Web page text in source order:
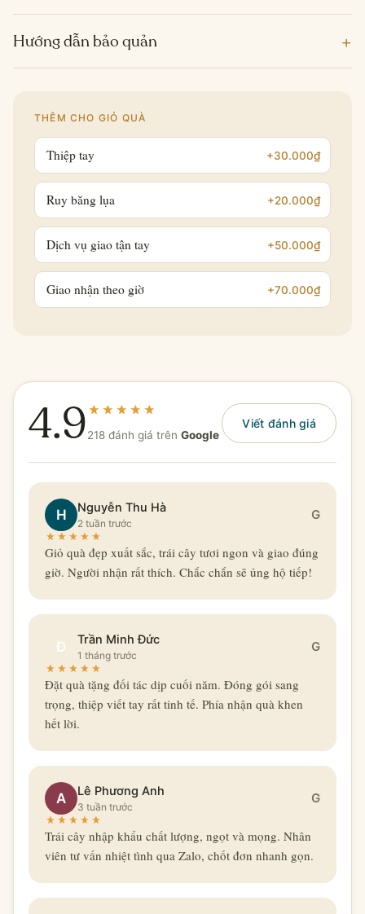
Hướng dẫn bảo quản +
THÊM CHO GIỎ QUÀ
Thiệp tay +30.000₫
Ruy băng lụa +20.000₫
Dịch vụ giao tận tay +50.000₫
Giao nhận theo giờ +70.000₫
4.9218 đánh giá trên Google
Viết đánh giá
H Nguyễn Thu Hà
2 tuần trước
G
Giỏ quà đẹp xuất sắc, trái cây tươi ngon và giao đúng
giờ. Người nhận rất thích. Chắc chắn sẽ ủng hộ tiếp!
Đ Trần Minh Đức
1 tháng trước
G
Đặt quà tặng đối tác dịp cuối năm. Đóng gói sang
trọng, thiệp viết tay rất tinh tế. Phía nhận quà khen
hết lời.
A Lê Phương Anh
3 tuần trước
G
Trái cây nhập khẩu chất lượng, ngọt và mọng. Nhân
viên tư vấn nhiệt tình qua Zalo, chốt đơn nhanh gọn.